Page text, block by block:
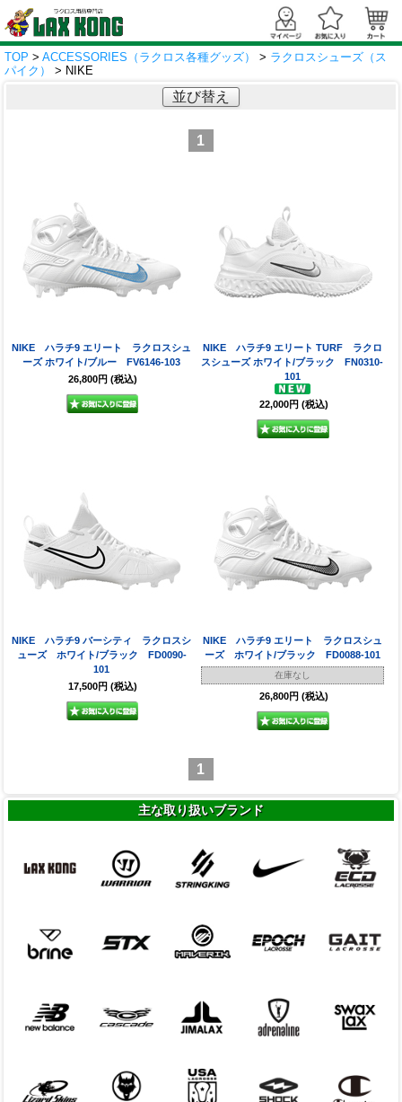
TOP > ACCESSORIES（ラクロス各種グッズ） > ラクロスシューズ（ス
パイク）
> NIKE
並び替え
1
NIKE ハラチ9 エリート ラクロスシュ
ーズ ホワイト/ブルー FV6146-103
26,800円 (税込)
NIKE ハラチ9 エリート TURF ラクロ
スシューズ ホワイト/ブラック FN0310-
101
22,000円 (税込)
NIKE ハラチ9 バーシティ ラクロスシ
ューズ ホワイト/ブラック FD0090-
101
17,500円 (税込)
NIKE ハラチ9 エリート ラクロスシュ
ーズ ホワイト/ブラック FD0088-101
在庫なし
26,800円 (税込)
1
主な取り扱いブランド